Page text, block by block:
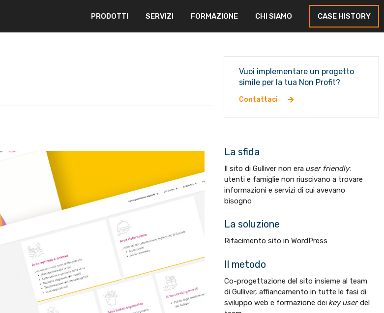
PRODOTTI SERVIZI FORMAZIONE CHI SIAMO CASE HISTORY
Vuoi implementare un progetto
simile per la tua Non Profit?
Contattaci
La sfida
Il sito di Gulliver non erauser friendly:
utenti e famiglie non riuscivano a trovare
informazioni e servizi di cui avevano
bisogno
La soluzione
Rifacimento sito in WordPress
Il metodo
Co-progettazione del sito insieme al team
di Gulliver, affiancamento in tutte le fasi di
sviluppo web e formazione deikey user del